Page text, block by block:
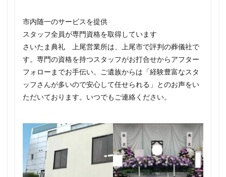
市内随一のサービスを提供
スタッフ全員が専門資格を取得しています
さいたま典礼 上尾営業所は、上尾市で評判の葬儀社で
す。専門の資格を持つスタッフがお打合せからアフター
フォローまでお手伝い。ご遺族からは「経験豊富なスタ
ッフさんが多いので安心して任せられる」とのお声をい
ただいております。いつでもご連絡ください。